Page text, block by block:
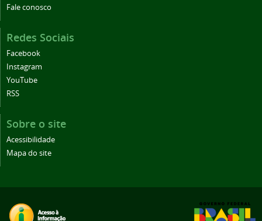
Fale conosco
Redes Sociais
Facebook
Instagram
YouTube
RSS
Sobre o site
Acessibilidade
Mapa do site